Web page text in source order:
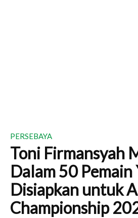
PERSEBAYA
Toni Firmansyah
Dalam 50 Pemain
Disiapkan untuk
Championship